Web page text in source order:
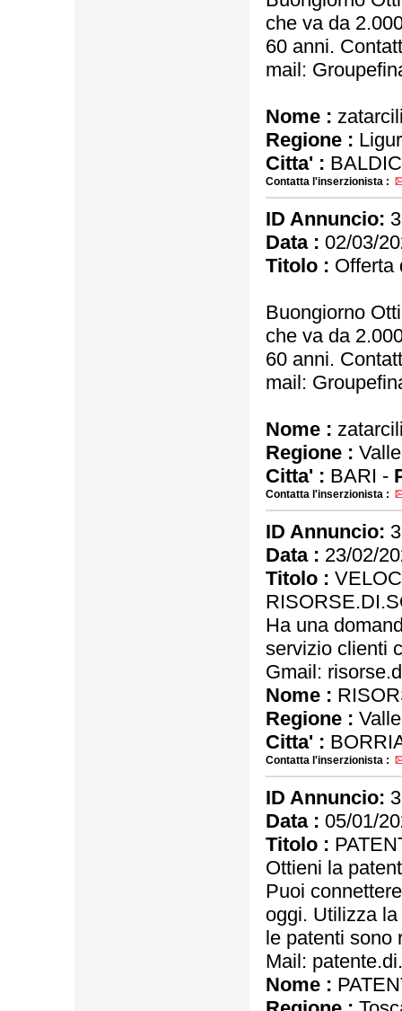
che va da
60 anni.
mail:
Nome :
Regione :
Citta' :
Contatta l'inserzionista :
ID Annuncio:
Data : 02/03/
Titolo : Offerta
Buongiorno
che va da
60 anni.
mail:
Nome :
Regione :
Citta' : BARI -
Contatta l'inserzionista :
ID Annuncio:
Data : 23/02/
Titolo :
Ha una
servizio clienti
Gmail:
Nome :
Regione :
Citta' :
Contatta l'inserzionista :
ID Annuncio:
Data : 05/01/
Titolo :
Ottieni la
Puoi
oggi. Utilizza
le patenti sono
Mail:
Nome :